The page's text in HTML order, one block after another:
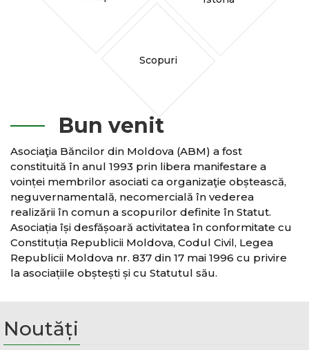
Scopuri
Bun venit
Asociaţia Băncilor din Moldova (ABM) a fost
constituită în anul 1993 prin libera manifestare a
voinței membrilor asociati ca organizaţie obștească,
neguvernamentală, necomercială în vederea
realizării în comun a scopurilor definite în Statut.
Asociația își desfășoară activitatea în conformitate cu
Constituția Republicii Moldova, Codul Civil, Legea
Republicii Moldova nr. 837 din 17 mai 1996 cu privire
la asociațiile obștești și cu Statutul său.
Noutăți